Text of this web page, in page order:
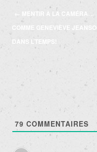
Navigation
des
articles
← MENTIR À LA CAMÉRA…
COMME GENEVIÈVE JEANSON
DANS L’TEMPS!
79 COMMENTAIRES